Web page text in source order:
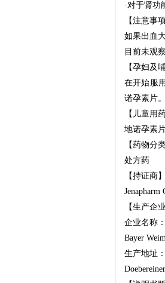
·对于肾功
【注意事项
如果出血
目前未观
【孕妇及
在开始服
诺孕素片。
【儿童用药
地诺孕素
【药物分类
处方药
【持证商】
【生产企业
企业名称：
Bayer
生产地址：